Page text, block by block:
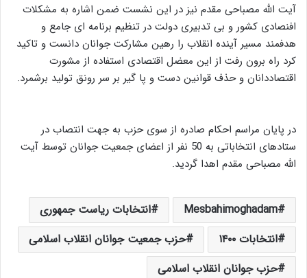
آیت الله مصباحی مقدم نیز در این نشست ضمن اشاره به مشکلات
افنصادی کشور و بی تدبیری دولت در تنظیم برنامه ای جامع و
هدفمند مسیر آینده انقلاب را رهین مشارکت جوانان دانست و تاکید
کرد راه برون رفت از این معضل اقتصادی استفاده از مشورت
اقتصاددانان و حذف قوانین دست و پا گیر بر سر رونق تولید برشمرد.
در پایان مراسم احکام صادره از سوی حزب به جهت انتصاب در
ستادهای انتخاباتی به 50 نفر از اعضای جمعیت جوانان توسط آیت
الله مصباحی مقدم اهدا گردید.
Mesbahimoghadam
انتخابات ریاست جمهوری
انتخابات ۱۴۰۰
حزب جمعیت جوانان انقلاب اسلامی
حزب جوانان انقلاب اسلامی